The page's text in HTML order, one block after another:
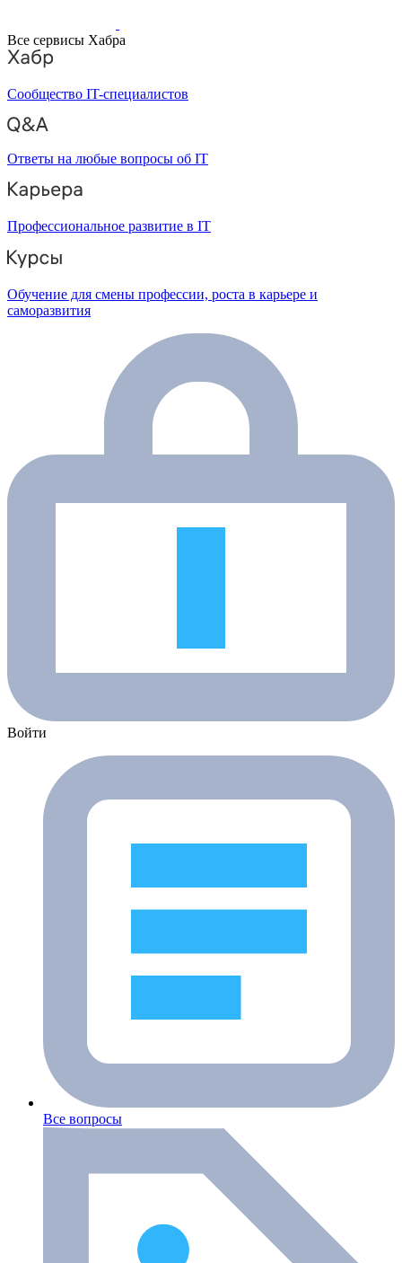
Все сервисы Хабра
Сообщество IT-специалистов
Ответы на любые вопросы об IT
Профессиональное развитие в IT
Обучение для смены профессии, роста в карьере и
саморазвития
Войти
Все вопросы